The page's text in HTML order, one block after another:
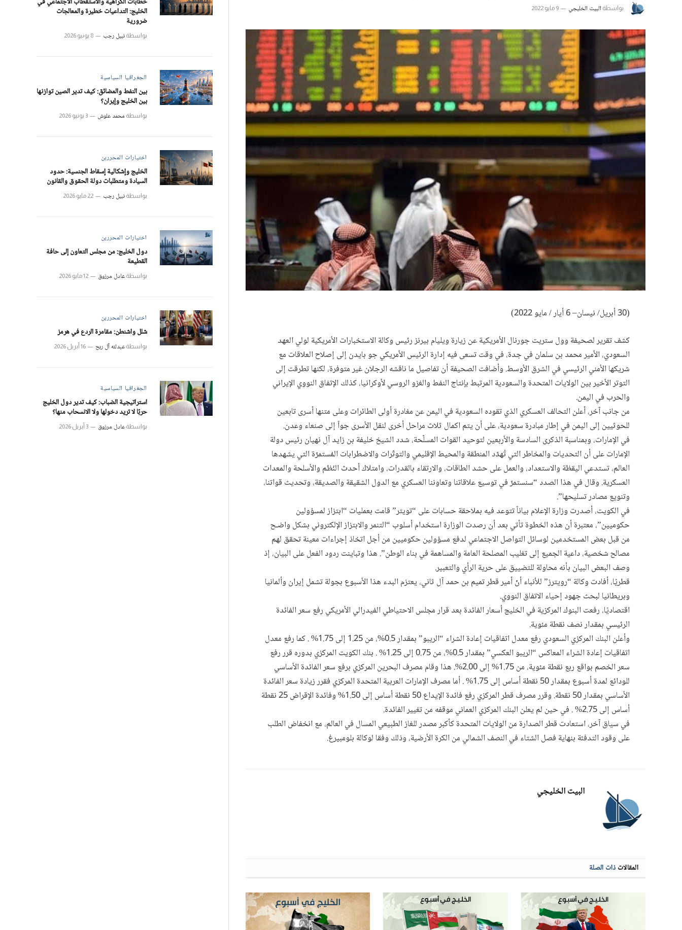
بواسطة البيت الخليجي 9 مايو 2022
(30 أبريل/ نيسان– 6 أيار / مايو 2022)
كشف تقرير لصحيفة وول ستريت جورنال الأمريكية عن زيارة ويليام بيرنز رئيس وكالة الاستخبارات الأمريكية لولي العهد
السعودي، الأمير محمد بن سلمان في جدة، في وقت تسعى فيه إدارة الرئيس الأمريكي جو بايدن إلى إصلاح العلاقات مع
شريكها الأمني الرئيسي في الشرق الأوسط. وأضافت الصحيفة أن تفاصيل ما ناقشه الرجلان غير متوفرة، لكنها تطرقت إلى
التوتر الأخير بين الولايات المتحدة والسعودية المرتبط بإنتاج النفط والغزو الروسي لأوكرانيا، كذلك الإتفاق النووي الإيراني
والحرب في اليمن.
من جانب آخر، أعلن التحالف العسكري الذي تقوده السعودية في اليمن عن مغادرة أولى الطائرات وعلى متنها أسرى تابعين
للحوثيين إلى اليمن في إطار مبادرة سعودية، على أن يتم اكمال ثلاث مراحل أخرى لنقل الأسرى جواً إلى صنعاء وعدن.
في الإمارات، وبمناسبة الذكرى السادسة والأربعين لتوحيد القوات المسلّحة، شدد الشيخ خليفة بن زايد آل نهيان رئيس دولة
الإمارات على أن التحديات والمخاطر التي تُهدّد المنطقة والمحيط الإقليمي والتوتّرات والاضطرابات المُستمرّة التي يشهدها
العالم، تستدعي اليقظة والاستعداد، والعمل على حشد الطاقات، والارتقاء بالقدرات، وامتلاك أحدث النُظم والأسلحة والمعدات
العسكرية. وقال في هذا الصدد “سنستمرّ في توسيع علاقاتنا وتعاوننا العسكري مع الدول الشقيقة والصديقة، وتحديث قواتنا،
وتنويع مصادر تسليحها”.
في الكويت، أصدرت وزارة الإعلام بياناً تتوعد فيه بملاحقة حسابات على “تويتر” قامت بعمليات “ابتزاز لمسؤولين
حكوميين”، معتبرة أن هذه الخطوة تأتي بعد أن رصدت الوزارة استخدام أسلوب “التنمر والابتزاز الإلكتروني بشكل واضـح
من قبل بعض المستخدمين لوسائل التواصل الاجتماعي لدفع مسؤولين حكوميين من أجل اتخاذ إجراءات معينة تحقق لهم
مصالح شخصية، داعية الجميع إلى تغليب المصلحة العامة والمساهمة في بناء الوطن”. هذا وتباينت ردود الفعل على البيان، إذ
وصف البعض البيان بأنه محاولة للتضييق على حرية الرأي والتعبير.
قطريًا، أفادت وكالة “رويترز” للأنباء أنّ أمير قطر تميم بن حمد آل ثاني، يعتزم البدء هذا الأسبوع بجولة تشمل إيران وألمانيا
وبريطانيا لبحث جهود إحياء الاتفاق النووي.
اقتصاديًا، رفعت البنوك المركزية في الخليج أسعار الفائدة بعد قرار مجلس الاحتياطي الفيدرالي الأمريكي رفع سعر الفائدة
الرئيسي بمقدار نصف نقطة مئوية.
وأعلن البنك المركزي السعودي رفع معدل اتفاقيات إعادة الشراء “الريبو” بمقدار 0.5%، من 1.25 إلى 1.75% . كما رفع معدل
اتفاقيات إعادة الشراء المعاكس “الريبو العكسي” بمقدار 0.5%، من 0.75 إلى 1.25% . بنك الكويت المركزي بدوره قرر رفع
سعر الخصم بواقع ربع نقطة مئوية، من 1.75% إلى 2.00%. هذا وقام مصرف البحرين المركزي برفع سعر الفائدة الأساسي
للودائع لمدة أسبوع بمقدار 50 نقطة أساس إلى 1.75% . أما مصرف الإمارات العربية المتحدة المركزي فقرر زيادة سعر الفائدة
الأساسي بمقدار 50 نقطة. وقرر مصرف قطر المركزي رفع فائدة الإيداع 50 نقطة أساس إلى 1.50% وفائدة الإقراض 25 نقطة
أساس إلى 2.75% . في حين لم يعلن البنك المركزي العماني موقفه من تغيير الفائدة.
في سياق آخر، استعادت قطر الصدارة من الولايات المتحدة كأكبر مصدر للغاز الطبيعي المسال في العالم، مع انخفاض الطلب
على وقود التدفئة بنهاية فصل الشتاء في النصف الشمالي من الكرة الأرضية، وذلك وفقا لوكالة بلومبيرغ.
البيت الخليجي
المقالات ذات الصلة
الخليج: التداعيات خطيرة والمعالجات
ضرورية
بواسطة نبيل رجب 8 يونيو 2026
الجغرافيا السياسية
بين النفط والمضائق: كيف تدير الصين توازنها
بين الخليج وإيران؟
بواسطة محمد علوش 3 يونيو 2026
اختيارات المحررين
الخليج وإشكالية إسقاط الجنسية: حدود
السيادة ومتطلبات دولة الحقوق والقانون
بواسطة نبيل رجب 22 مايو 2026
اختيارات المحررين
دول الخليج: من مجلس التعاون إلى حافة
القطيعة
بواسطة عادل مرزوق 12 مايو 2026
اختيارات المحررين
شلل واشنطن: مقامرة الردع في هرمز
بواسطة عبدلله آل ربح 16 أبريل 2026
الجغرافيا السياسية
استراتيجية الضباب: كيف تدير دول الخليج
حربًا لا تريد دخولها ولا الانسحاب منها؟
بواسطة عادل مرزوق 3 أبريل 2026